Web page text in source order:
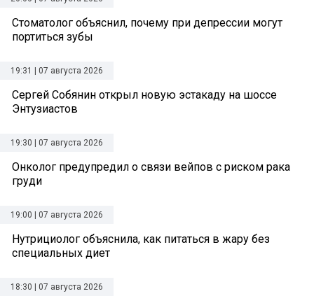
Стоматолог объяснил, почему при депрессии могут
портиться зубы
19:31 | 07 августа 2026
Сергей Собянин открыл новую эстакаду на шоссе
Энтузиастов
19:30 | 07 августа 2026
Онколог предупредил о связи вейпов с риском рака
груди
19:00 | 07 августа 2026
Нутрициолог объяснила, как питаться в жару без
специальных диет
18:30 | 07 августа 2026